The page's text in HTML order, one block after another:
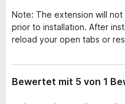
Note: The extension will
prior to installation. After
reload your open tabs or
Bewertet mit 5 von 1